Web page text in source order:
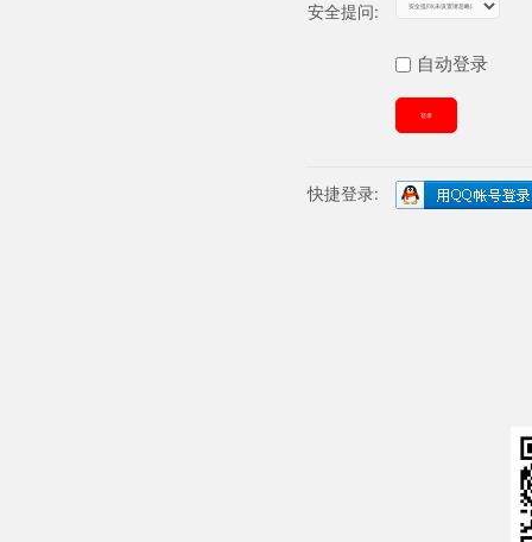
安全提问:
自动登录
登录
快捷登录: